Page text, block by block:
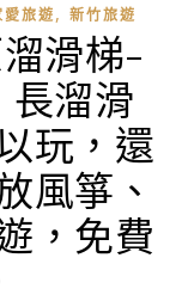
愛旅遊, 新竹旅遊
滑梯-
長溜滑
玩，還
風箏、
，免費